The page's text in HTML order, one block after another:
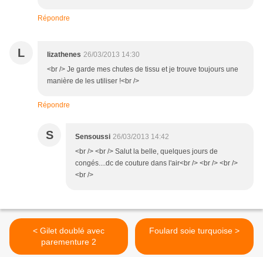
Répondre
L lizathenes 26/03/2013 14:30
<br /> Je garde mes chutes de tissu et je trouve toujours une
manière de les utiliser !<br />
Répondre
S Sensoussi 26/03/2013 14:42
<br /> <br /> Salut la belle, quelques jours de
congés....dc de couture dans l'air<br /> <br /> <br />
<br />
< Gilet doublé avec
parementure 2
Foulard soie turquoise >